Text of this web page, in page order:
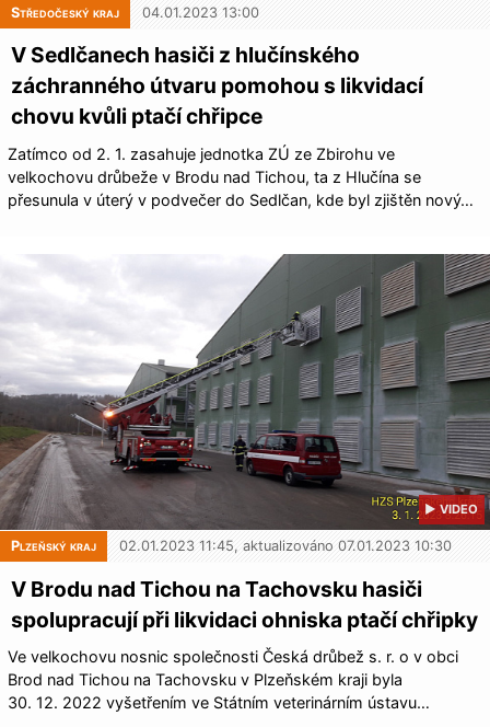
Středočeský kraj 04.01.2023 13:00
V Sedlčanech hasiči z hlučínského
záchranného útvaru pomohou s likvidací
chovu kvůli ptačí chřipce
Zatímco od 2. 1. zasahuje jednotka ZÚ ze Zbirohu ve
velkochovu drůbeže v Brodu nad Tichou, ta z Hlučína se
přesunula v úterý v podvečer do Sedlčan, kde byl zjištěn nový…
▶ VIDEO
Plzeňský kraj 02.01.2023 11:45, aktualizováno 07.01.2023 10:30
V Brodu nad Tichou na Tachovsku hasiči
spolupracují při likvidaci ohniska ptačí chřipky
Ve velkochovu nosnic společnosti Česká drůbež s. r. o v obci
Brod nad Tichou na Tachovsku v Plzeňském kraji byla
30. 12. 2022 vyšetřením ve Státním veterinárním ústavu…